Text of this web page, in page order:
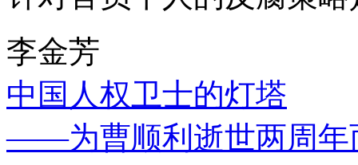
李金芳
中国人权卫士的灯塔
——为曹顺利逝世两周年